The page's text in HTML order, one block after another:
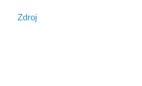
Zdroj